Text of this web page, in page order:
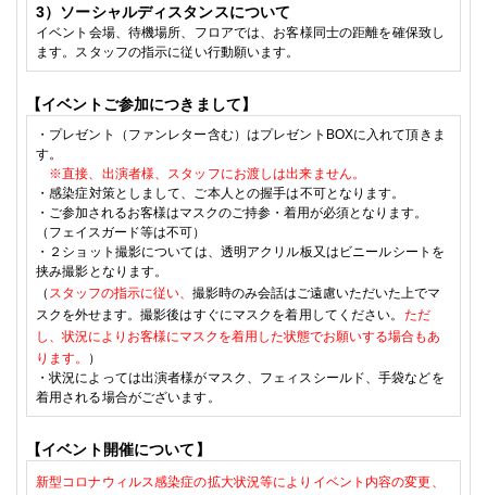
3）ソーシャルディスタンスについて
イベント会場、待機場所、フロアでは、お客様同士の距離を確保致し
ます。スタッフの指示に従い行動願います。
【イベントご参加につきまして】
・ プレゼント（ファンレター含む）はプレゼントBOXに入れて頂きま
す。
※直接、出演者様、スタッフにお渡しは出来ません。
・感染症対策としまして、 ご本人との握手は不可となります。
・ ご参加されるお客様はマスクのご持参・着用が必須となります。
（フェイスガード等は不可）
・２ショット撮影については、透明アクリル板又はビニールシートを
挟み撮影となります。
（ スタッフの指示に従い、 撮影時のみ会話はご遠慮いただいた上でマ
スクを外せます。 撮影後はすぐにマスクを着用してください。 ただ
し、状況によりお客様にマスクを着用した状態でお願いする場合もあ
ります。
）
・状況によっては出演者様がマスク、フェィスシールド、手袋などを
着用される場合がございます。
【イベント開催について】
新型コロナウィルス感染症の拡大状況等によりイベント内容の変更、